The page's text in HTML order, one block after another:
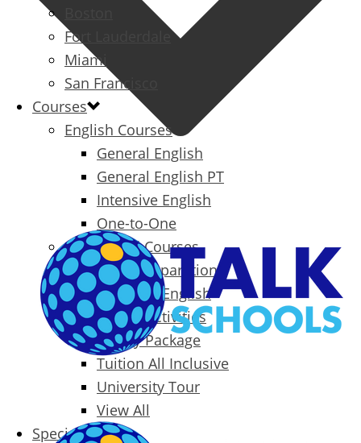
Fort Lauderdale
Miami
San Francisco
Courses
English Courses
General English
General English PT
Intensive English
One-to-One
Specialized Courses
Exam Preparation
Business English
Packages & Activities
Family Package
Tuition All Inclusive
University Tour
View All
Special Offers